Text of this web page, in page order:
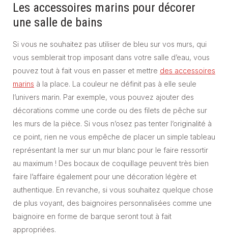
Les accessoires marins pour décorer
une salle de bains
Si vous ne souhaitez pas utiliser de bleu sur vos murs, qui
vous semblerait trop imposant dans votre salle d’eau, vous
pouvez tout à fait vous en passer et mettre des accessoires
marins à la place. La couleur ne définit pas à elle seule
l’univers marin. Par exemple, vous pouvez ajouter des
décorations comme une corde ou des filets de pêche sur
les murs de la pièce. Si vous n’osez pas tenter l’originalité à
ce point, rien ne vous empêche de placer un simple tableau
représentant la mer sur un mur blanc pour le faire ressortir
au maximum ! Des bocaux de coquillage peuvent très bien
faire l’affaire également pour une décoration légère et
authentique. En revanche, si vous souhaitez quelque chose
de plus voyant, des baignoires personnalisées comme une
baignoire en forme de barque seront tout à fait
appropriées.